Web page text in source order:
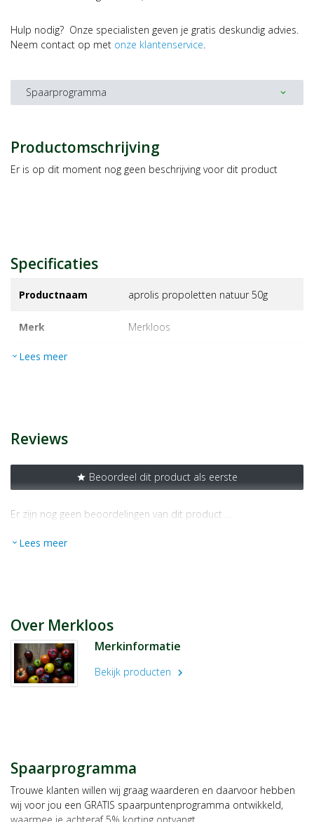
Hulp nodig? Onze specialisten geven je gratis deskundig advies.
Neem contact op met onze klantenservice.
Spaarprogramma expand_more
Productomschrijving
Er is op dit moment nog geen beschrijving voor dit product
Specificaties
Productnaam aprolis propoletten natuur 50g
Merk merkloos
EAN
expand_more Lees meer
Reviews
star Beoordeel dit product als eerste
Er zijn nog geen beoordelingen van dit product …
expand_more Lees meer
Over Merkloos
Merkinformatie
Bekijk producten chevron_right
Spaarprogramma
Trouwe klanten willen wij graag waarderen en daarvoor hebben
wij voor jou een GRATIS spaarpuntenprogramma ontwikkeld,